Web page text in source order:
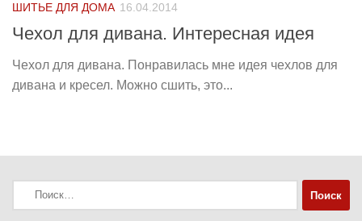
ШИТЬЕ ДЛЯ ДОМА 16.04.2014
Чехол для дивана. Интересная идея
Чехол для дивана. Понравилась мне идея чехлов для
дивана и кресел. Можно сшить, это...
Найти: